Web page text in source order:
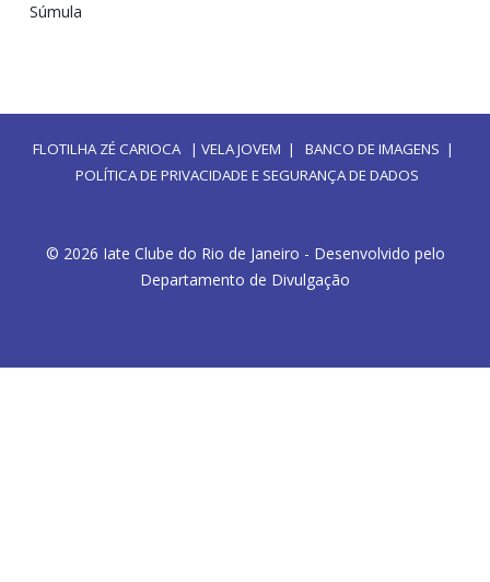
Súmula
FLOTILHA ZÉ CARIOCA| VELA JOVEM | BANCO DE IMAGENS |
POLÍTICA DE PRIVACIDADE E SEGURANÇA DE DADOS
© 2026 Iate Clube do Rio de Janeiro - Desenvolvido pelo
Departamento de Divulgação